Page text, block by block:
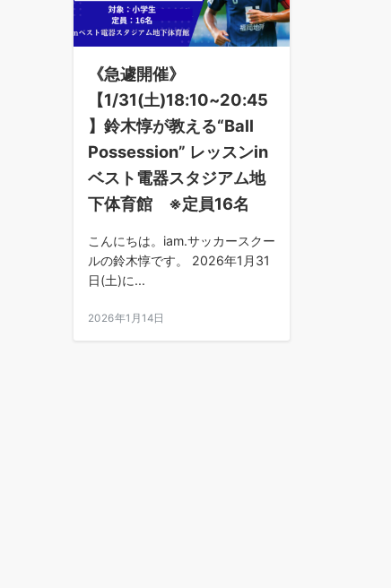
《急遽開催》
【1/31(土)18:10~20:45
】鈴木惇が教える“Ball
Possession” レッスンin
ベスト電器スタジアム地
下体育館 ※定員16名
こんにちは。iam.サッカースクー
ルの鈴木惇です。 2026年1月31
日(土)に...
2026年1月14日